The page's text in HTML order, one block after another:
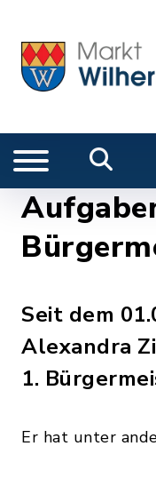
Seit dem
Alexandra
1.
Er hat unter